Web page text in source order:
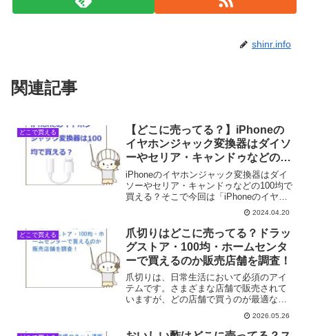
shinr.info
関連記事
どこで買える
【どこに売ってる？】iPhoneの
イヤホンジャック変換器はダイソ
ーやセリア・キャンドゥなどの
100均で買える？
iPhoneのイヤホンジャック変換器はダイ
ソーやセリア・キャンドゥなどの100均で
買える？そこで今回は「iPhoneのイヤホ
ンジャック変換器」の売ってる場所を調
2024.04.20
どこで買える
爪切りはどこに売ってる？ドラッ
グストア・100均・ホームセンタ
ーで買えるのか販売店舗を調査！
爪切りは、日常生活において必須のアイ
テムです。さまざまな店舗で販売されて
いますが、どの店舗で買うのが最適なの
でしょうか。爪切りが買える店舗一覧店
舗名販売状況ウエルシア◎マツキヨ◎カ
インズ◎コーナン◎ビックカメラ◎ダイ
2026.05.26